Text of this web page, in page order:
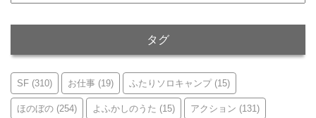
タグ
SF (310) お仕事 (19) ふたりソロキャンプ(15)
ほのぼの (254) よふかしのうた (15) アクション (131)